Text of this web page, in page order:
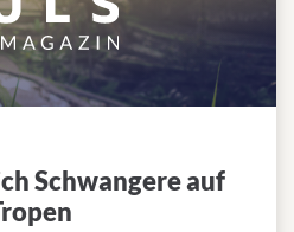
Schwangere auf